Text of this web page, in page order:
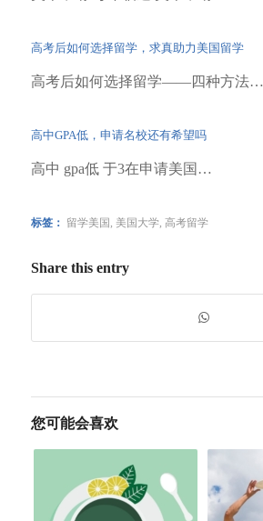
高考后如何选择留学，求真助力美国留学
高考后如何选择留学——四种方法…
高中GPA低，申请名校还有希望吗
高中 gpa低 于3在申请美国…
标签： 留学美国 , 美国大学, 高考留学
Share this entry
您可能会喜欢